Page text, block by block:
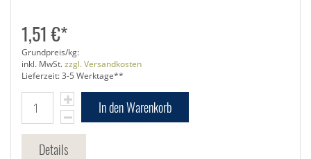
1,51 €*
Grundpreis/kg:
inkl. MwSt.zzgl. Versandkosten
Lieferzeit: 3-5 Werktage**
In den Warenkorb
Details